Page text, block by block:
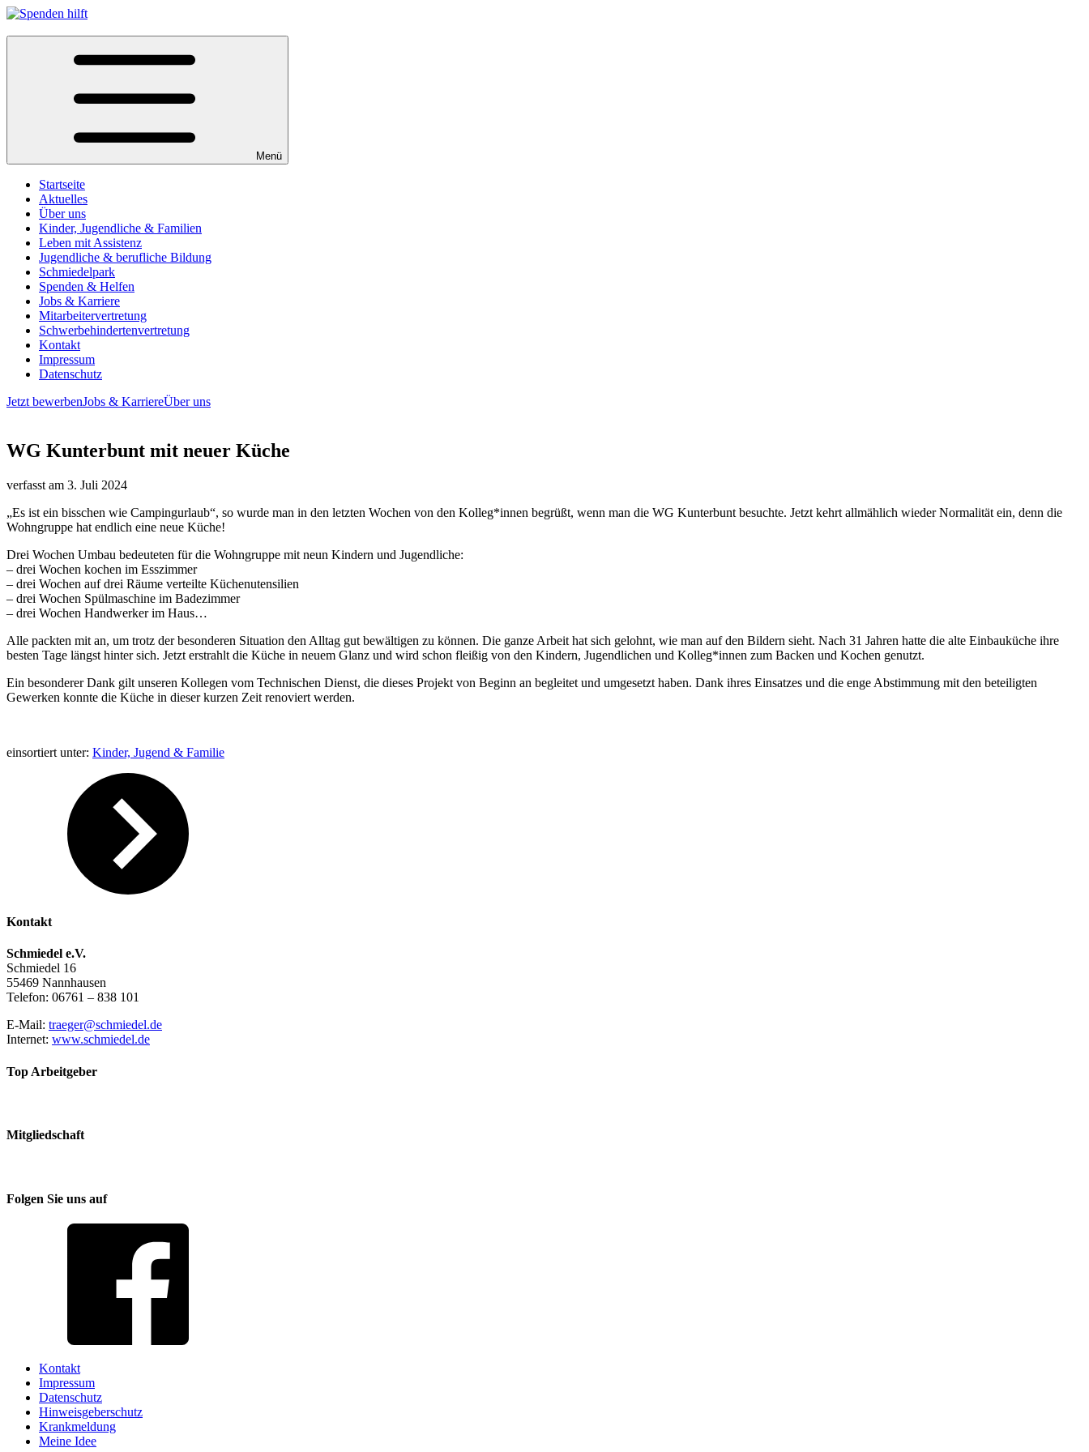
Menü
Startseite
Aktuelles
Über uns
Kinder, Jugendliche & Familien
Leben mit Assistenz
Jugendliche & berufliche Bildung
Schmiedelpark
Spenden & Helfen
Jobs & Karriere
Mitarbeitervertretung
Schwerbehindertenvertretung
Kontakt
Impressum
Datenschutz
Jetzt bewerbenJobs & KarriereÜber uns
WG Kunterbunt mit neuer Küche
verfasst am 3. Juli 2024
„Es ist ein bisschen wie Campingurlaub“, so wurde man in den letzten Wochen von den Kolleg*innen begrüßt, wenn man die WG Kunterbunt besuchte. Jetzt kehrt allmählich wieder Normalität ein, denn die
Wohngruppe hat endlich eine neue Küche!
Drei Wochen Umbau bedeuteten für die Wohngruppe mit neun Kindern und Jugendliche:
– drei Wochen kochen im Esszimmer
– drei Wochen auf drei Räume verteilte Küchenutensilien
– drei Wochen Spülmaschine im Badezimmer
– drei Wochen Handwerker im Haus…
Alle packten mit an, um trotz der besonderen Situation den Alltag gut bewältigen zu können. Die ganze Arbeit hat sich gelohnt, wie man auf den Bildern sieht. Nach 31 Jahren hatte die alte Einbauküche ihre
besten Tage längst hinter sich. Jetzt erstrahlt die Küche in neuem Glanz und wird schon fleißig von den Kindern, Jugendlichen und Kolleg*innen zum Backen und Kochen genutzt.
Ein besonderer Dank gilt unseren Kollegen vom Technischen Dienst, die dieses Projekt von Beginn an begleitet und umgesetzt haben. Dank ihres Einsatzes und die enge Abstimmung mit den beteiligten
Gewerken konnte die Küche in dieser kurzen Zeit renoviert werden.
einsortiert unter: Kinder, Jugend & Familie
Kontakt
Schmiedel e.V.
Schmiedel 16
55469 Nannhausen
Telefon: 06761 – 838 101
E-Mail: traeger@schmiedel.de
Internet: www.schmiedel.de
Top Arbeitgeber
Mitgliedschaft
Folgen Sie uns auf
Kontakt
Impressum
Datenschutz
Hinweisgeberschutz
Krankmeldung
Meine Idee